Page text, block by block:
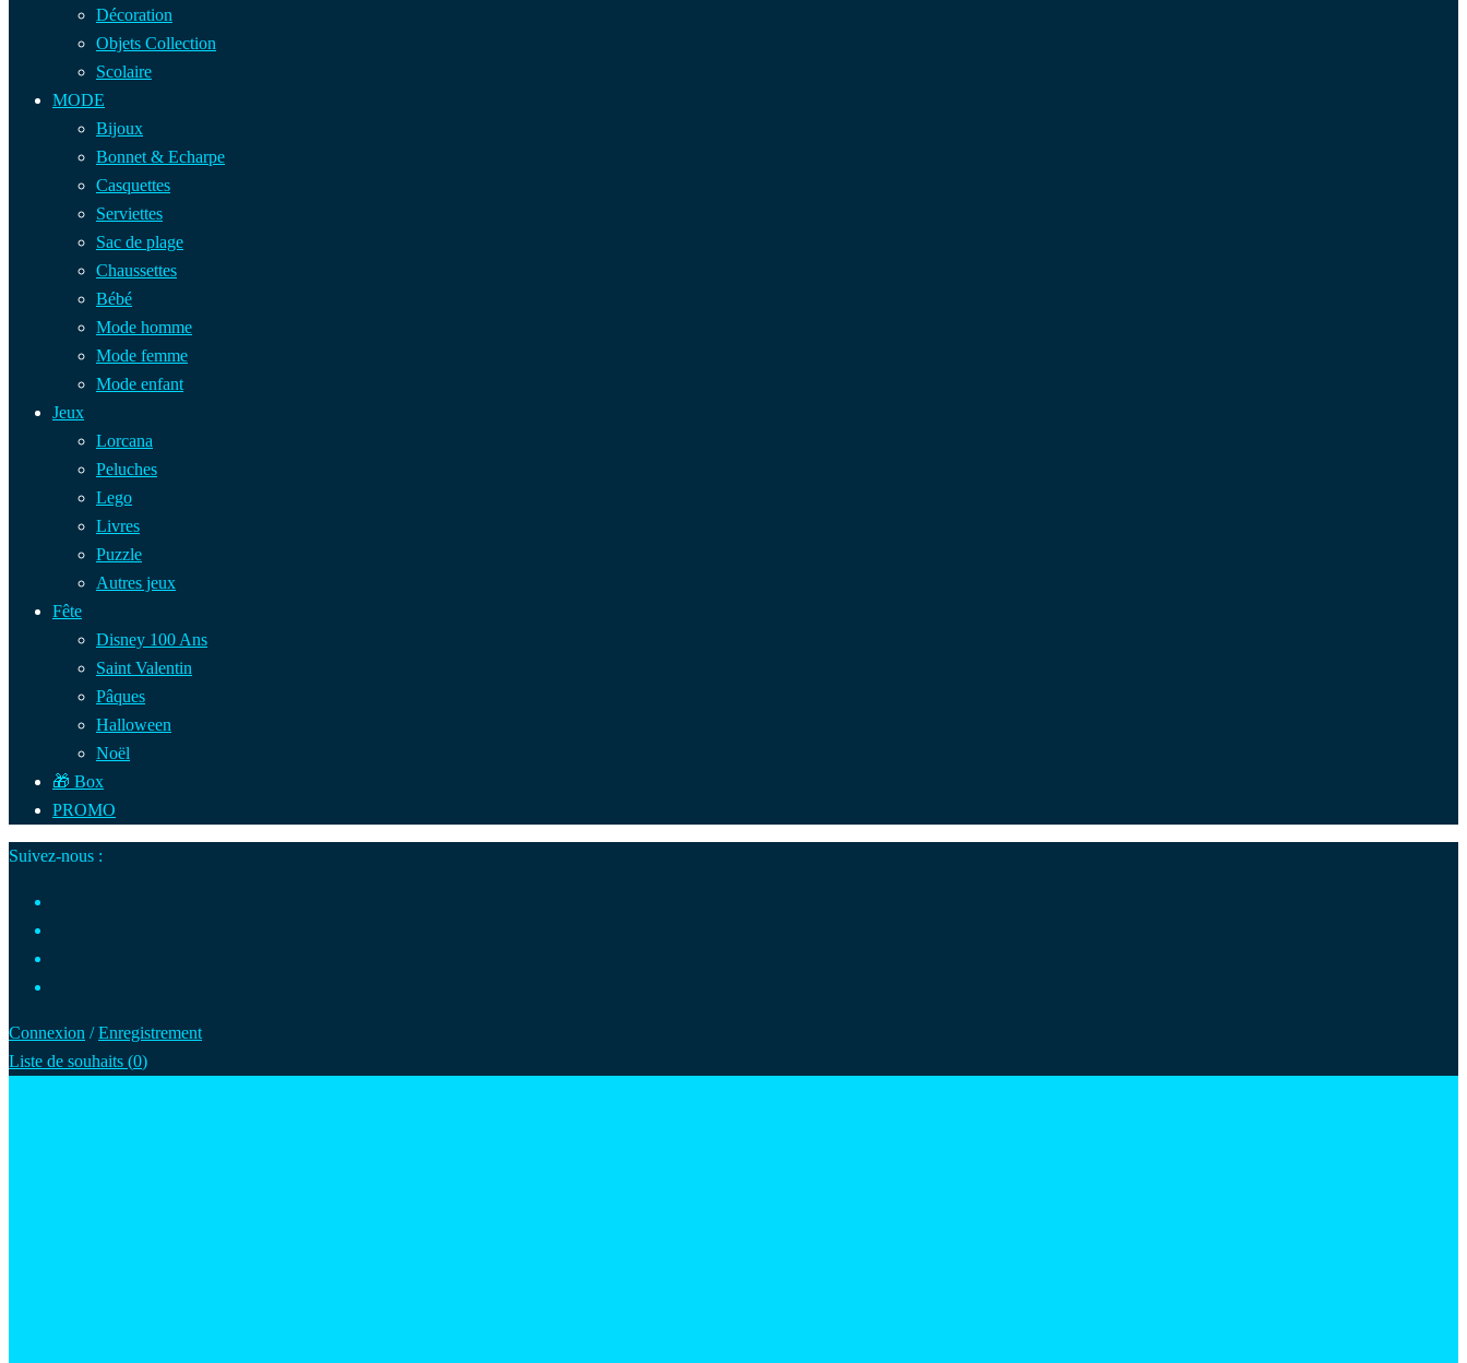
Décoration
Objets Collection
Scolaire
MODE
Bijoux
Bonnet & Echarpe
Casquettes
Serviettes
Sac de plage
Chaussettes
Bébé
Mode homme
Mode femme
Mode enfant
Jeux
Lorcana
Peluches
Lego
Livres
Puzzle
Autres jeux
Fête
Disney 100 Ans
Saint Valentin
Pâques
Halloween
Noël
🎁 Box
PROMO
Suivez-nous :
Connexion /Enregistrement
Liste de souhaits (0)